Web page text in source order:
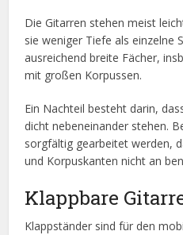
Die Gitarren stehen meist
sie weniger Tiefe als einzelne
ausreichend breite Fächer,
mit großen Korpussen.
Ein Nachteil besteht darin,
dicht nebeneinander stehen.
sorgfältig gearbeitet werden,
und Korpuskanten nicht an
Klappbare
Klappständer sind für den